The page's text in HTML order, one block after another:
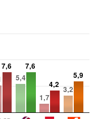
5,4
1,7
3,2
7,6
7,6
4,2
5,9